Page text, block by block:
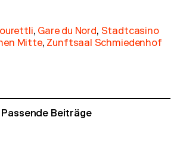
, Gare du Nord, Stadtcasino
Mitte, Zunftsaal Schmiedenhof
Passende Beiträge